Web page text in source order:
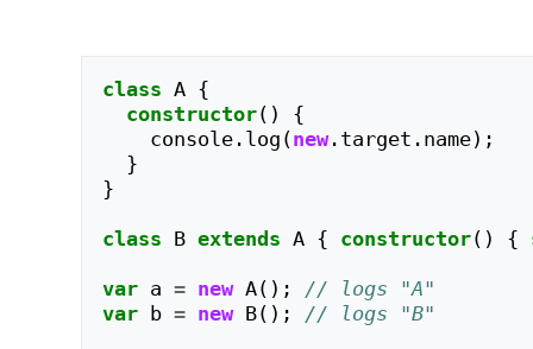
class A {
constructor()
{
console. log (new. target . name);
}
}
class B extends A { constructor() {
var a = new A();
// logs "A"
var b = new B(); // logs "B"